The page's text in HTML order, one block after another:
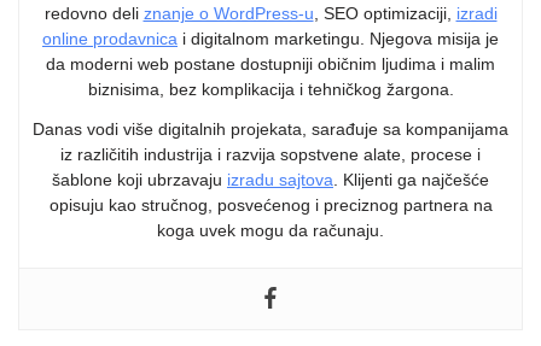
redovno deli znanje o WordPress-u, SEO optimizaciji, izradi
online prodavnica i digitalnom marketingu. Njegova misija je
da moderni web postane dostupniji običnim ljudima i malim
biznisima, bez komplikacija i tehničkog žargona.
Danas vodi više digitalnih projekata, sarađuje sa kompanijama
iz različitih industrija i razvija sopstvene alate, procese i
šablone koji ubrzavaju izradu sajtova. Klijenti ga najčešće
opisuju kao stručnog, posvećenog i preciznog partnera na
koga uvek mogu da računaju.